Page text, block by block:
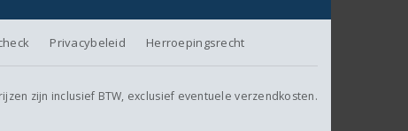
Privacybeleid Herroepingsrecht
zijn inclusief BTW, exclusief eventuele verzendkosten.